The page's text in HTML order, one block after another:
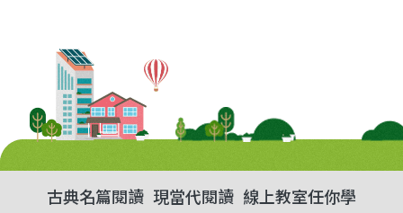
古典名篇閱讀 現當代閱讀 線上教室任你學